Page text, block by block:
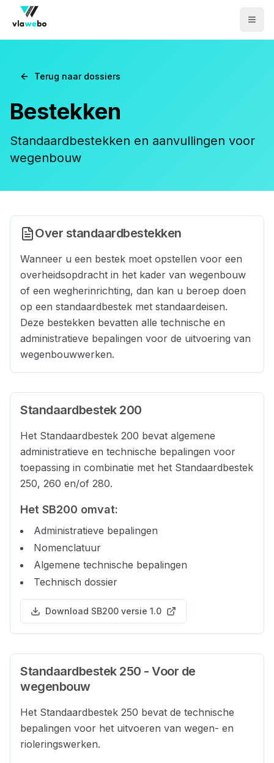
Terug naar dossiers
Bestekken
Standaardbestekken en aanvullingen voor
wegenbouw
Over standaardbestekken
Wanneer u een bestek moet opstellen voor een
overheidsopdracht in het kader van wegenbouw
of een wegherinrichting, dan kan u beroep doen
op een standaardbestek met standaardeisen.
Deze bestekken bevatten alle technische en
administratieve bepalingen voor de uitvoering van
wegenbouwwerken.
Standaardbestek 200
Het Standaardbestek 200 bevat algemene
administratieve en technische bepalingen voor
toepassing in combinatie met het Standaardbestek
250, 260 en/of 280.
Het SB200 omvat:
Administratieve bepalingen
Nomenclatuur
Algemene technische bepalingen
Technisch dossier
Download SB200 versie 1.0
Standaardbestek 250 - Voor de
wegenbouw
Het Standaardbestek 250 bevat de technische
bepalingen voor het uitvoeren van wegen- en
rioleringswerken.